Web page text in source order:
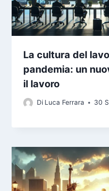
La cultura del
pandemia: un
il lavoro
Di Luca Ferrara 30